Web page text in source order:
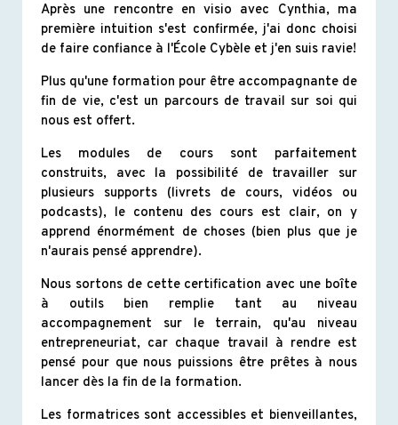
Après une rencontre en visio avec Cynthia, ma
première intuition s'est confirmée, j'ai donc choisi
de faire confiance à l'École Cybèle et j'en suis ravie!
Plus qu'une formation pour être accompagnante de
fin de vie, c'est un parcours de travail sur soi qui
nous est offert.
Les modules de cours sont parfaitement
construits, avec la possibilité de travailler sur
plusieurs supports (livrets de cours, vidéos ou
podcasts), le contenu des cours est clair, on y
apprend énormément de choses (bien plus que je
n'aurais pensé apprendre).
Nous sortons de cette certification avec une boîte
à outils bien remplie tant au niveau
accompagnement sur le terrain, qu'au niveau
entrepreneuriat, car chaque travail à rendre est
pensé pour que nous puissions être prêtes à nous
lancer dès la fin de la formation.
Les formatrices sont accessibles et bienveillantes,